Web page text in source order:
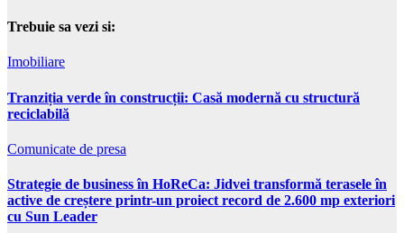
Trebuie sa vezi si:
Imobiliare
Tranziția verde în construcții: Casă modernă cu structură
reciclabilă
Comunicate de presa
Strategie de business în HoReCa: Jidvei transformă terasele în
active de creștere printr-un proiect record de 2.600 mp exteriori
cu Sun Leader